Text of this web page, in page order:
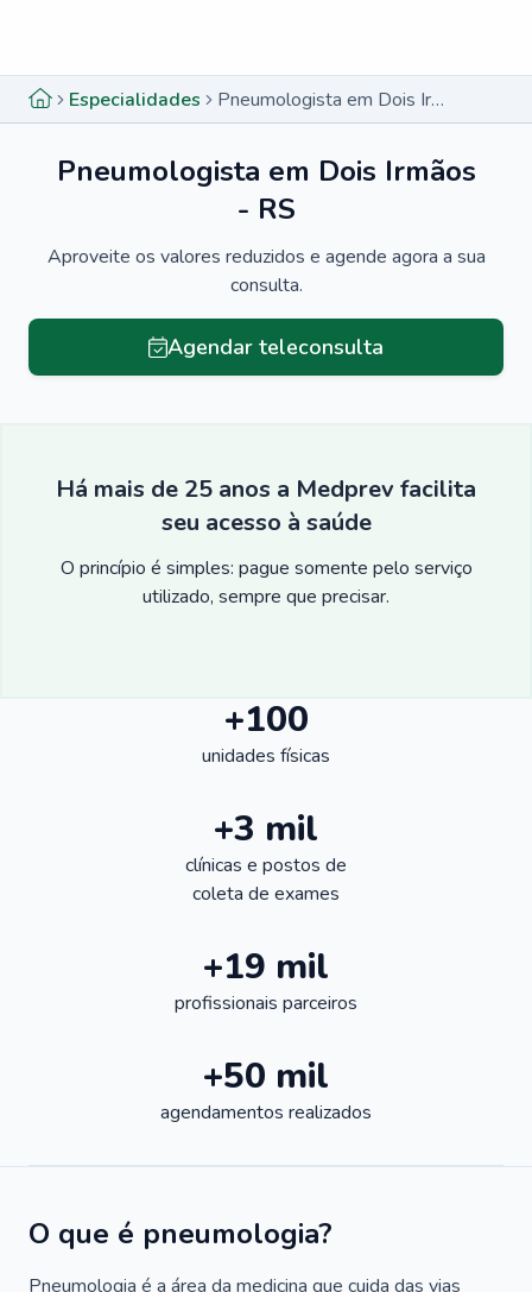
Especialidades Pneumologista em Dois Irmãos - RS
Pneumologista em Dois Irmãos
- RS
Aproveite os valores reduzidos e agende agora a sua
consulta.
Agendar teleconsulta
Há mais de 25 anos a Medprev facilita
seu acesso à saúde
O princípio é simples: pague somente pelo serviço
utilizado, sempre que precisar.
+100
unidades físicas
+3 mil
clínicas e postos de
coleta de exames
+19 mil
profissionais parceiros
+50 mil
agendamentos realizados
O que é pneumologia?
Pneumologia é a área da medicina que cuida das vias